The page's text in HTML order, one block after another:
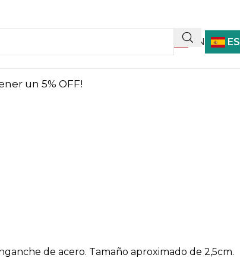
EN ES
un 5% OFF!
de acero. Tamaño aproximado de 2,5cm.